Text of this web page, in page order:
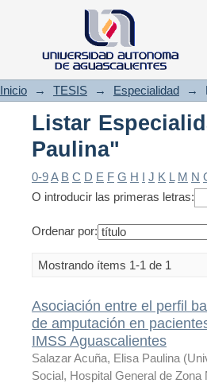
Listar
Inicio → TESIS → Especialidad →
Listar
Paulina"
0-9A B C D E F G H I J K L M N
O introducir las primeras letras:
Ordenar por:
Mostrando ítems 1-1 de 1
Asociación entre el perfil
de amputación en
IMSS Aguascalientes
Salazar Acuña, Elisa Paulina (
Social, Hospital General de Zona